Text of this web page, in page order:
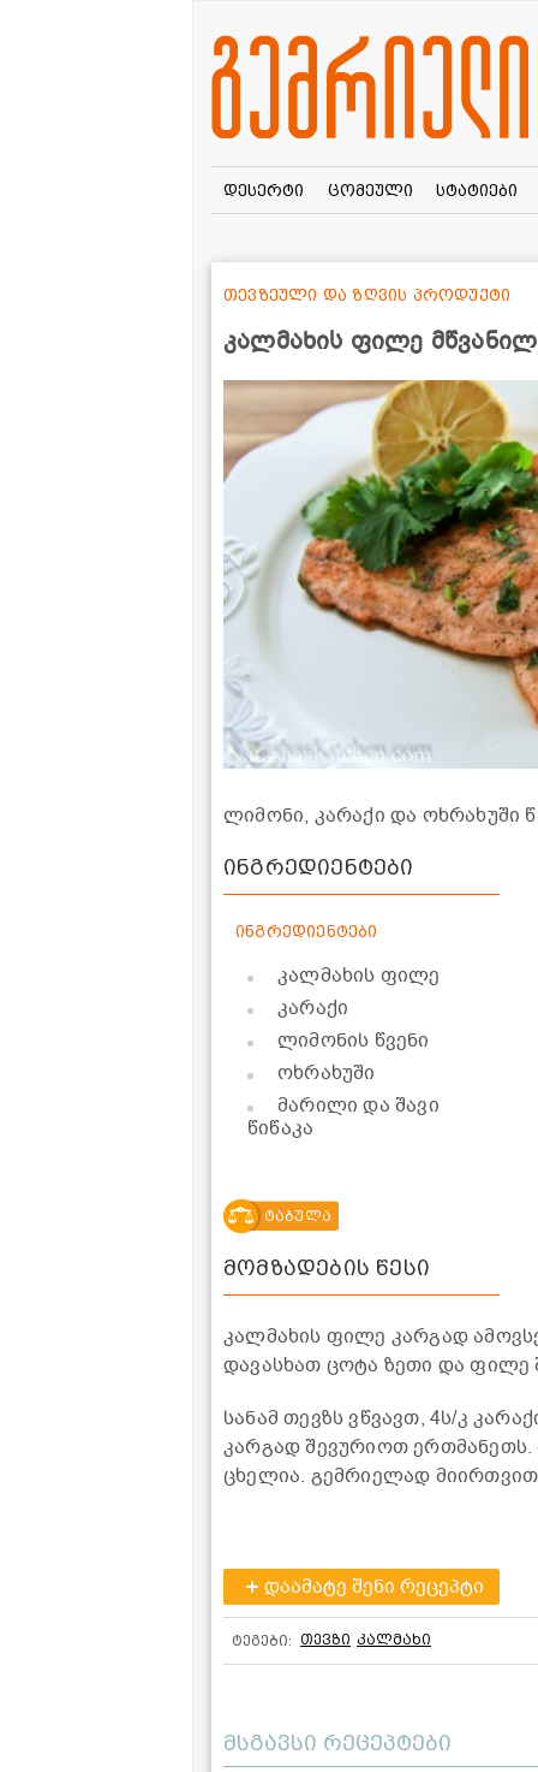
დესერტი ცომეული სტატიები
კალმახის ფილე
თევზეული და ზღვის პროდუქტი
ლიმონი, კარაქი და ოხრახუში
ინგრედიენტები
ინგრედიენტები
კალმახის ფილე
კარაქი
ლიმონის წვენი
ოხრახუში
მარილი და შავი
წიწაკა
ტაბულა
მომზადების წესი
კალმახის ფილე კარგად
დავასხათ ცოტა ზეთი და ფილე
სანამ თევზს ვწვავთ, 4ს/კ
კარგად შევურიოთ ერთმანეთს.
ცხელია. გემრიელად მიირთვით
დაამატე შენი რეცეპტი
ტეგები: თევზი კალმახი
მსგავსი რეცეპტები